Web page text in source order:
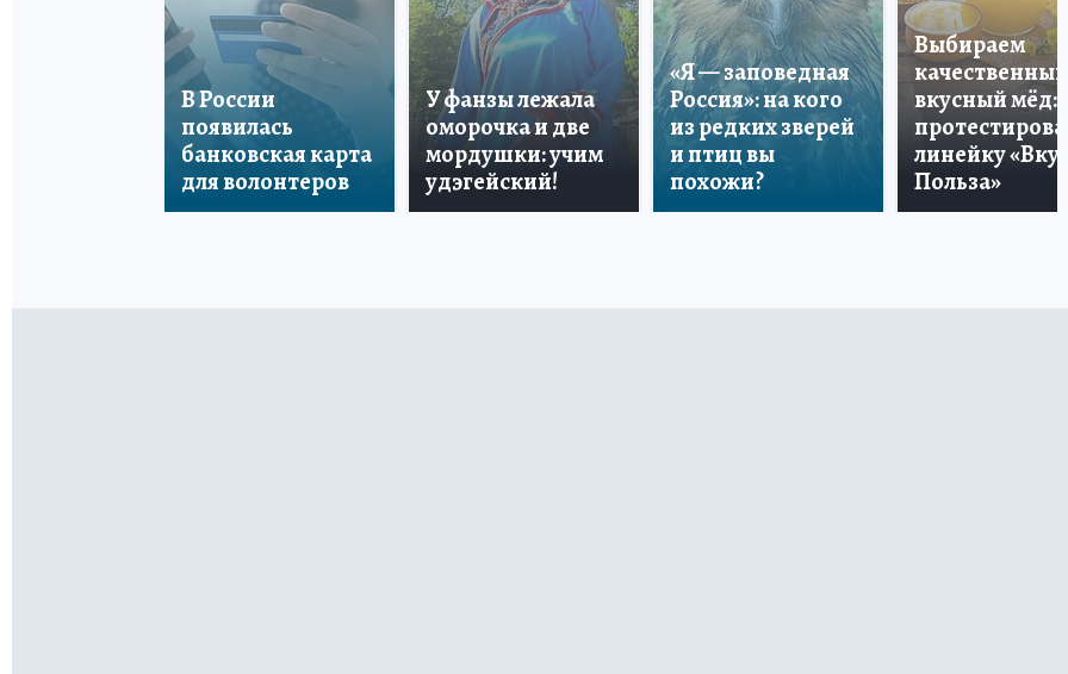
В России
появилась
банковская карта
для волонтеров
У фанзы лежала
оморочка и две
мордушки: учим
удэгейский!
«Я — заповедная
Россия»: на кого
из редких зверей
и птиц вы
похожи?
Выбираем
качественный
вкусный мёд:
линейку «Вкус
Польза»